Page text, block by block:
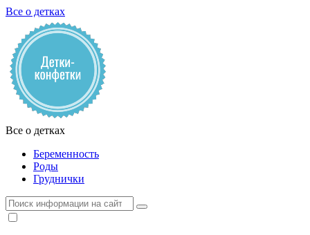
Все о детках
Все о детках
Беременность
Роды
Груднички